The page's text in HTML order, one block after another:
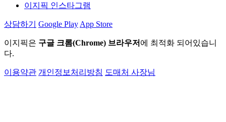
이지픽 인스타그램
상담하기 Google Play App Store
이지픽은 구글 크롬(Chrome) 브라우저 에 최적화 되어있습니
다.
이용약관 개인정보처리방침 도매처 사장님